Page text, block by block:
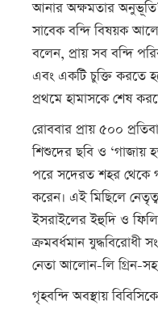
আনার অক্ষমতার
সাবেক বন্দি বিষয়ক
বলেন, প্রায় সব বন্দি
এবং একটি চুক্তি করতে
প্রথমে হামাসকে শেষ
রোববার প্রায় ৫০০
শিশুদের ছবি ও ‘গাজায়
পরে সদেরত শহর থেকে
করেন। এই মিছিলে নেতৃত্ব
ইসরাইলের ইহুদি ও
ক্রমবর্ধমান যুদ্ধবিরোধী
নেতা আলোন-লি গ্রিন-সহ
গৃহবন্দি অবস্থায়